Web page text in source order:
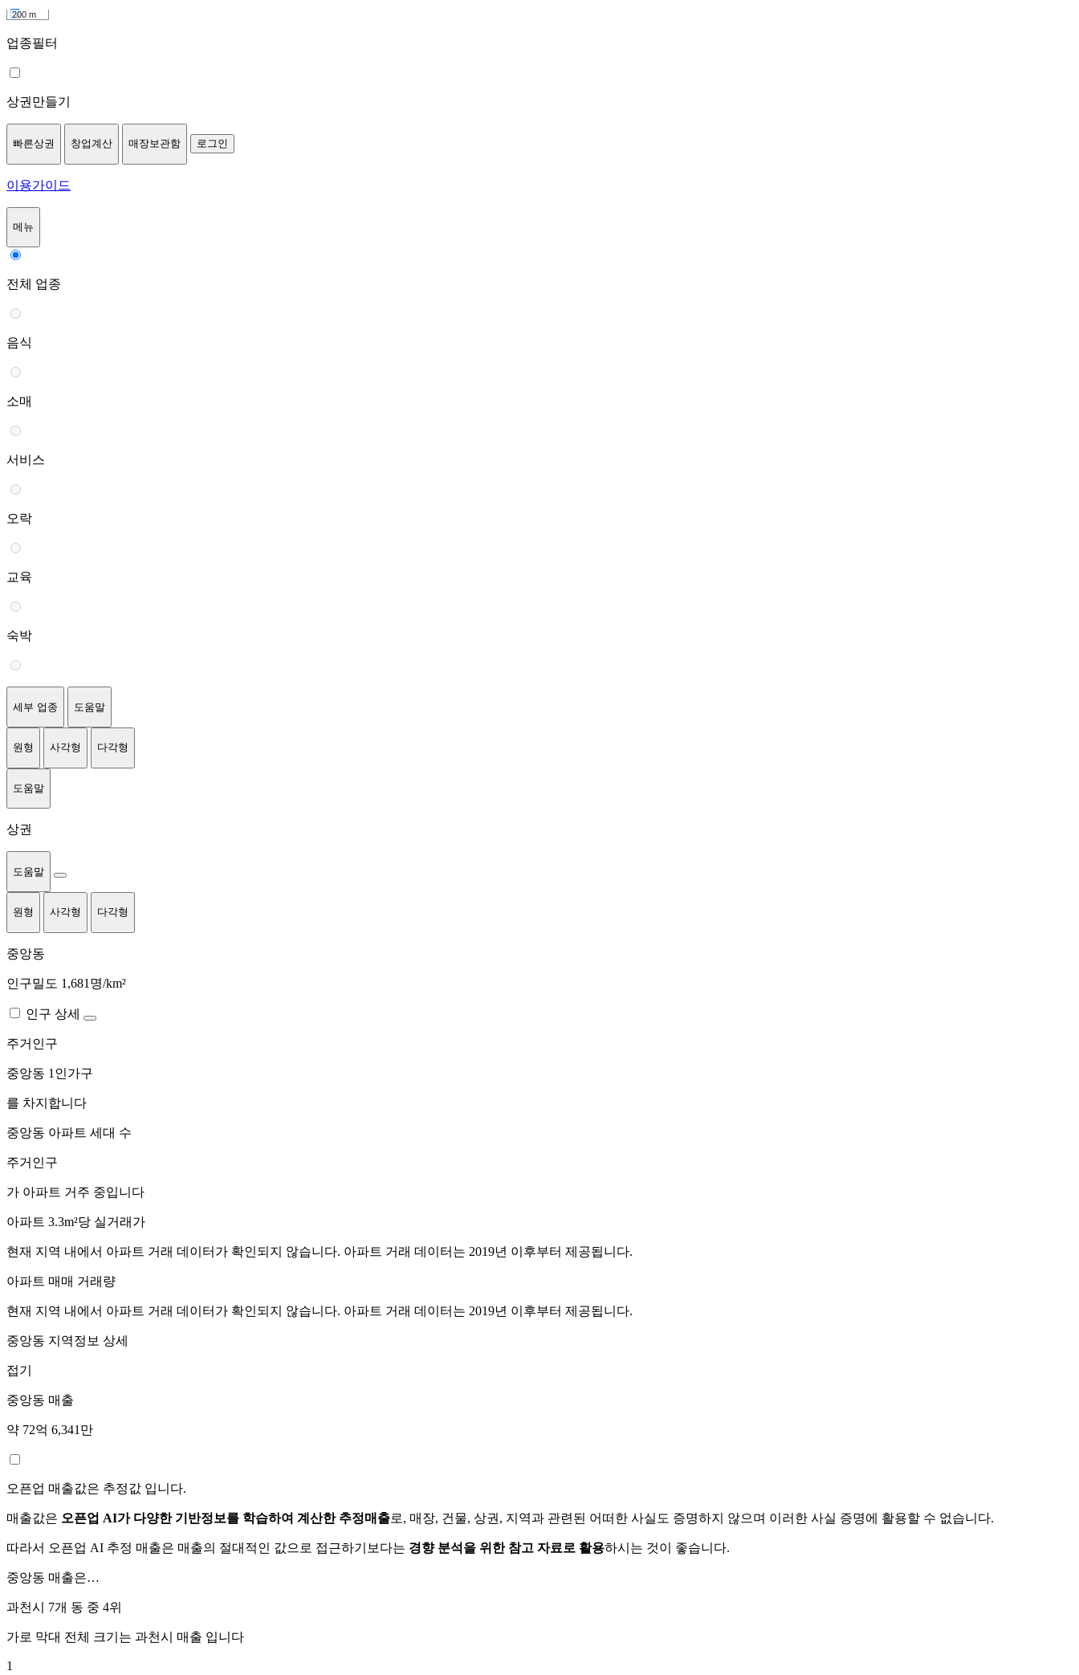
200 m
업종필터
상권만들기
빠른상권 창업계산 매장보관함 로그인
이용가이드
메뉴
전체 업종
음식
소매
서비스
오락
교육
숙박
세부 업종 도움말
원형 사각형 다각형
도움말
상권
도움말
원형 사각형 다각형
중앙동
인구밀도 1,681명/km²
인구 상세
주거인구
중앙동 1인가구
를 차지합니다
중앙동 아파트 세대 수
주거인구
가 아파트 거주 중입니다
아파트 3.3m²당 실거래가
현재 지역 내에서 아파트 거래 데이터가 확인되지 않습니다. 아파트 거래 데이터는 2019년 이후부터 제공됩니다.
아파트 매매 거래량
현재 지역 내에서 아파트 거래 데이터가 확인되지 않습니다. 아파트 거래 데이터는 2019년 이후부터 제공됩니다.
중앙동 지역정보 상세
접기
중앙동 매출
약 72억 6,341만
오픈업 매출값은 추정값 입니다.
매출값은 오픈업 AI가 다양한 기반정보를 학습하여 계산한 추정매출로, 매장, 건물, 상권, 지역과 관련된 어떠한 사실도 증명하지 않으며 이러한 사실 증명에 활용할 수 없습니다.
따라서 오픈업 AI 추정 매출은 매출의 절대적인 값으로 접근하기보다는 경향 분석을 위한 참고 자료로 활용하시는 것이 좋습니다.
중앙동 매출은…
과천시 7개 동 중 4위
가로 막대 전체 크기는 과천시 매출 입니다
1